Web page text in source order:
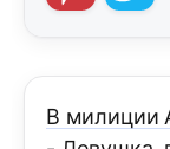
В милиции